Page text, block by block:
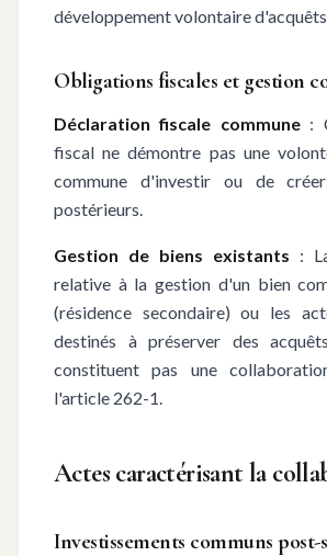
développement volontaire
Obligations fiscales et gestion
Déclaration fiscale commune:
fiscal ne démontre pas une
commune d'investir ou de
postérieurs.
Gestion de biens existants :
relative à la gestion d'un bien
(résidence secondaire) ou les
destinés à préserver des
constituent pas une
l'article 262-1.
Actes caractérisant la
Investissements communs